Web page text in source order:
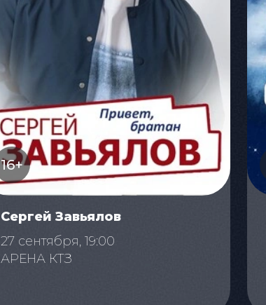
16+
Сергей Завьялов
27 сентября, 19:00
АРЕНА КТЗ